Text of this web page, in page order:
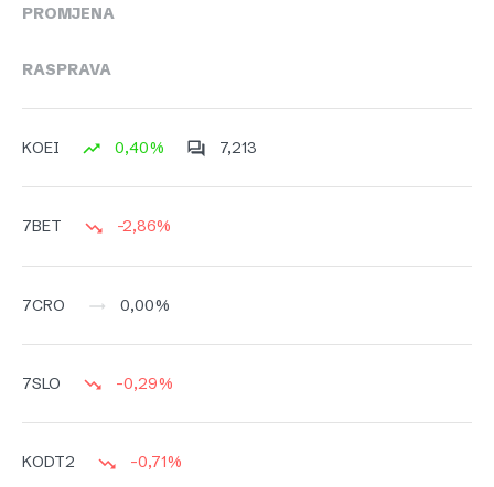
PROMJENA
RASPRAVA
KOEI 0,40% 7,213
7BET -2,86%
7CRO 0,00%
7SLO -0,29%
KODT2 -0,71%